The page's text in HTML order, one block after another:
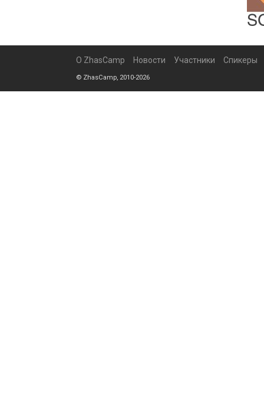
О ZhasCamp Новости Участники Спикеры
© ZhasCamp, 2010-2026